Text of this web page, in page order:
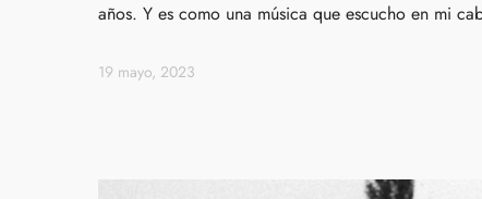
años. Y es como una música que escucho en mi
19 mayo, 2023